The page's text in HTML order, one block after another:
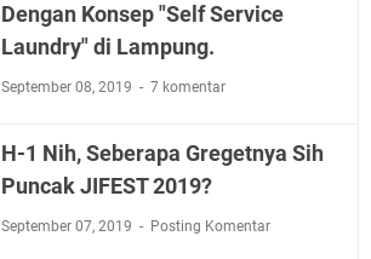
Dengan Konsep "Self Service
Laundry" di Lampung.
September 08, 2019 7 komentar
H-1 Nih, Seberapa Gregetnya Sih
Puncak JIFEST 2019?
September 07, 2019 Posting Komentar